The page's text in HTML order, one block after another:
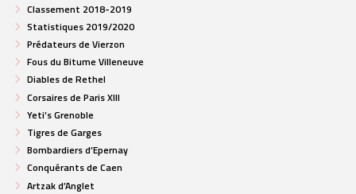
Classement 2018-2019
Statistiques 2019/2020
Prédateurs de Vierzon
Fous du Bitume Villeneuve
Diables de Rethel
Corsaires de Paris XIII
Yeti’s Grenoble
Tigres de Garges
Bombardiers d’Epernay
Conquérants de Caen
Artzak d’Anglet